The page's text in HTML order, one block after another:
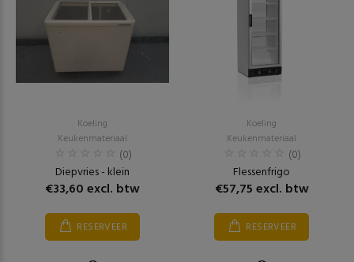
Koeling
Keukenmateriaal
(0)
Diepvries - klein
€33,60 excl. btw
RESERVEER
Koeling
Keukenmateriaal
(0)
Flessenfrigo
€57,75 excl. btw
RESERVEER